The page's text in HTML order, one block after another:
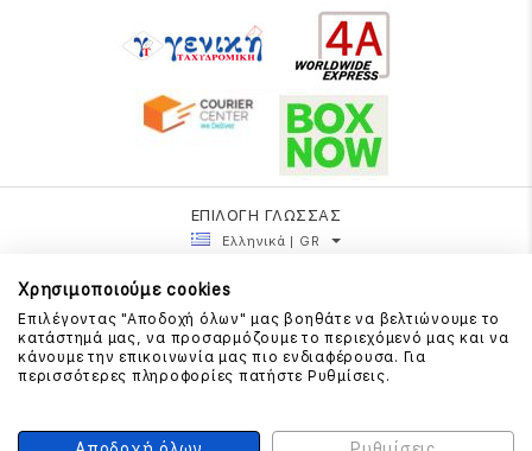
ΕΠΙΛΟΓΗ ΓΛΩΣΣΑΣ
Ελληνικά | GR
Χρησιμοποιούμε cookies
Επιλέγοντας "Αποδοχή όλων" μας βοηθάτε να βελτιώνουμε το
κατάστημά μας, να προσαρμόζουμε το περιεχόμενό μας και να
κάνουμε την επικοινωνία μας πιο ενδιαφέρουσα. Για
περισσότερες πληροφορίες πατήστε Ρυθμίσεις.